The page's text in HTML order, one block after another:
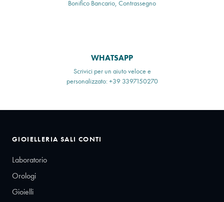
Bonifico Bancario, Contrassegno
WHATSAPP
Scrivici per un aiuto veloce e
personalizzato: +39 3397150270
GIOIELLERIA SALI CONTI
Laboratorio
Orologi
Gioielli